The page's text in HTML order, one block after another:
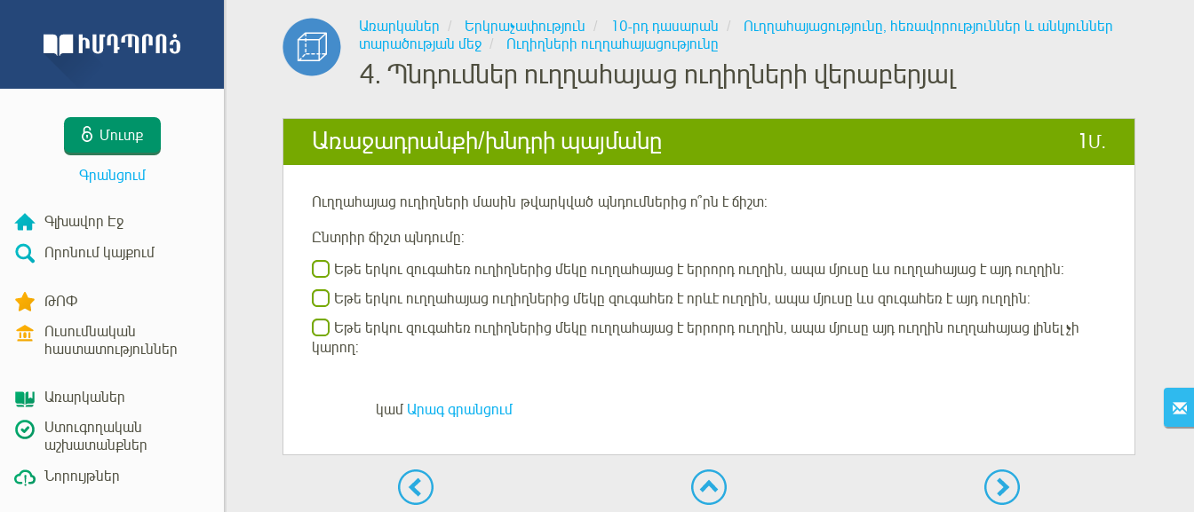
Մուտք
Գրանցում
Գլխավոր Էջ
Որոնում կայքում
ԹՈՓ
Ուսումնական
հաստատություններ
Առարկաներ
Ստուգողական
աշխատանքներ
Նորույթներ
Առարկաներ Երկրաչափություն 10-րդ դասարան
Ուղղահայացությունը, հեռավորություններ և անկյուններ
տարածության մեջ
Ուղիղների ուղղահայացությունը
4. Պնդումներ ուղղահայաց ուղիղների վերաբերյալ
Առաջադրանքի/խնդրի պայմանը 1 Մ.
Ուղղահայաց ուղիղների մասին թվարկված պնդումներից ո՞րն է ճիշտ:
Ընտրիր ճիշտ պնդումը:
Եթե երկու զուգահեռ ուղիղներից մեկը ուղղահայաց է երրորդ ուղղին, ապա մյուսը ևս ուղղահայաց է այդ ուղղին:
Եթե երկու ուղղահայաց ուղիղներից մեկը զուգահեռ է որևէ ուղղին, ապա մյուսը ևս զուգահեռ է այդ ուղղին:
Եթե երկու զուգահեռ ուղիղներից մեկը ուղղահայաց է երրորդ ուղղին, ապա մյուսը այդ ուղղին ուղղահայաց լինել չի
կարող:
կամ Արագ գրանցում